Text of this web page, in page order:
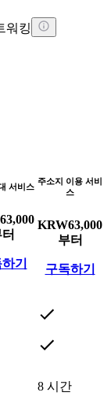
워킹
서비스
63,000
기
주소지 이용 서비
스
KRW63,000
부터
구독하기
8 시간